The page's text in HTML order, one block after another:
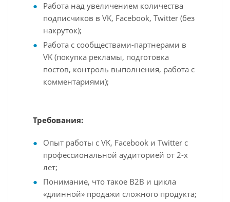
Работа над увеличением количества
подписчиков в VK, Facebook, Twitter (без
накруток);
Работа с сообществами-партнерами в
VK (покупка рекламы, подготовка
постов, контроль выполнения, работа с
комментариями);
Требования:
Опыт работы с VK, Facebook и Twitter с
профессиональной аудиторией от 2-х
лет;
Понимание, что такое В2В и цикла
«длинной» продажи сложного продукта;